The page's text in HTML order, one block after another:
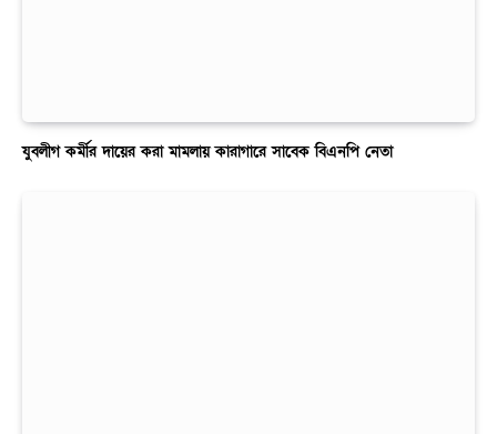
যুবলীগ কর্মীর দায়ের করা মামলায় কারাগারে সাবেক বিএনপি নেতা